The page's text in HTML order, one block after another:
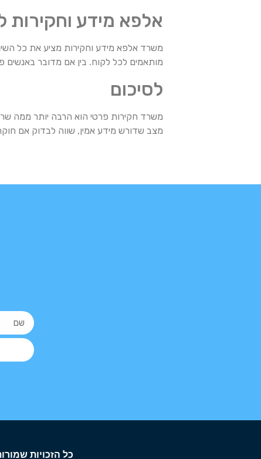
אלפא מידע וחקירות
משרד אלפא מידע וחקירות מציע את כל
מותאמים לכל לקוח. בין אם מדובר
לסיכום
משרד חקירות פרטי הוא הרבה יותר ממה
מצב שדורש מידע אמין, שווה לבדוק אם חוקר
כל הזכויות